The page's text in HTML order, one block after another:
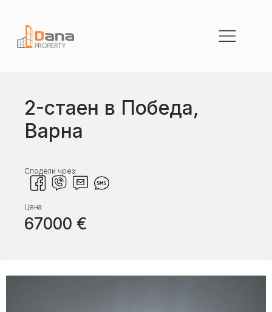
2-стаен в Победа,
Варна
Сподели чрез:
Цена:
67000 €